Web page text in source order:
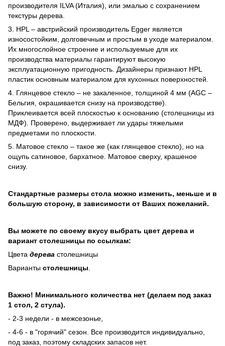
производителя ILVA (Италия), или эмалью с сохранением
текстуры дерева.
3. HPL – австрийский производитель Egger является
износостойким, долговечным и простым в уходе материалом.
Их многослойное строение и используемые для их
производства материалы гарантируют высокую
эксплуатационную пригодность. Дизайнеры признают HPL
пластик основным материалом для кухонных поверхностей.
4. Глянцевое стекло – не закаленное, толщиной 4 мм (AGC –
Бельгия, окрашивается снизу на производстве).
Приклеивается всей плоскостью к основанию (столешницы из
МДФ). Проверено, выдерживает ли удары тяжелыми
предметами по плоскости.
5. Матовое стекло – такое же (как глянцевое стекло), но на
ощупь сатиновое, бархатное. Матовое сверху, крашеное
снизу.
Стандартные размеры стола можно изменить, меньше и в
большую сторону, в зависимости от Ваших пожеланий.
Вы можете по своему вкусу выбрать цвет дерева и
вариант столешницы по ссылкам:
Цвета дерева столешницы
Варианты столешницы
Важно! Минимального количества нет (делаем под заказ
1 стол, 2 стула).
- 2-3 недели - в межсезонье,
- 4-6 - в "горячий" сезон. Все производится индивидуально,
под заказ, поэтому складских запасов нет.